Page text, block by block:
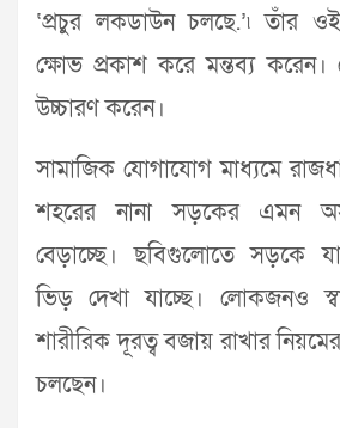
‘প্রচুর লকডাউন চলছে.’৷ তাঁর
ক্ষোভ প্রকাশ করে মন্তব্য করেন।
উচ্চারণ করেন।
সামাজিক যোগাযোগ মাধ্যমে
শহরের নানা সড়কের এমন
বেড়াচ্ছে। ছবিগুলোতে সড়কে
ভিড় দেখা যাচ্ছে। লোকজনও
শারীরিক দূরত্ব বজায় রাখার
চলছেন।